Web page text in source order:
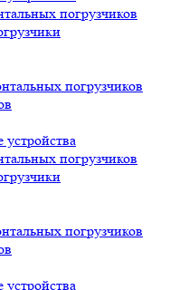
погрузчиков
погрузчиков
погрузчиков
погрузчиков